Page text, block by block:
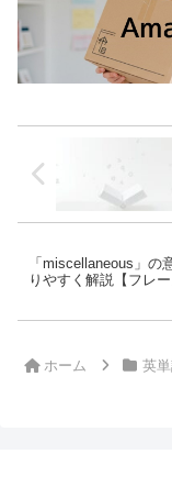
「miscellaneous」の
りやすく解説【フレー
ホーム 英